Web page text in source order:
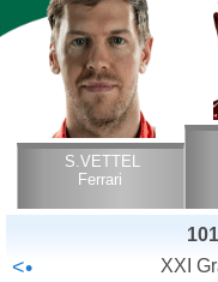
S.VETTEL
Ferrari
<•
XXI